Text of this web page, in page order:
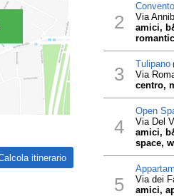
2
Via
amici,
3 Tulipano
Via
centro,
4
Open
Via Del
amici,
space,
5
Via dei
amici,